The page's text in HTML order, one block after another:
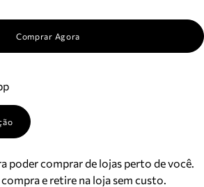
Comprar Agora
poder comprar de lojas perto de você.
e retire na loja sem custo.